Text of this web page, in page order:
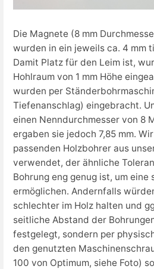
Die Magnete (8 mm
wurden in ein jeweils ca. 4 mm
Damit Platz für den Leim ist,
Hohlraum von 1 mm Höhe
wurden per
Tiefenanschlag) eingebracht.
einen Nenndurchmesser von 8
ergaben sie jedoch 7,85 mm.
passenden Holzbohrer aus
verwendet, der ähnliche
Bohrung eng genug ist, um eine
ermöglichen. Andernfalls
schlechter im Holz halten und
seitliche Abstand der
festgelegt, sondern per
den genutzten
100 von Optimum, siehe Foto)